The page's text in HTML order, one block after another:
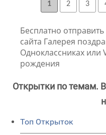
1 2 3
Бесплатно
сайта Галерея
Одноклассниках или
рождения
Открытки по темам.
Топ Открыток